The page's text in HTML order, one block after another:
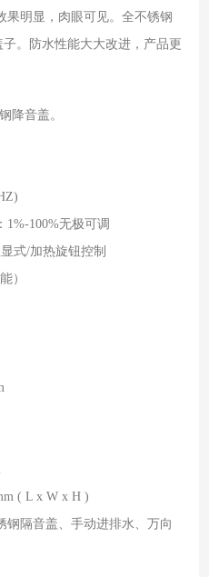
果明显，肉眼可见。全不锈钢
。防水性能大大改进，产品更
降音盖。
100%无极可调
式/加热旋钮控制
）
mm
( L x W x H )
钢隔音盖、手动进排水、万向